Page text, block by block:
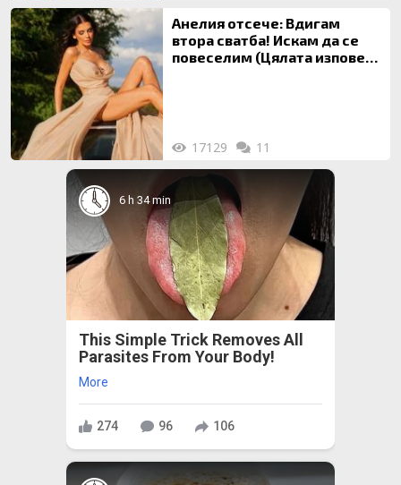
Анелия отсече: Вдигам
втора сватба! Искам да се
повеселим (Цялата изповед
17129 11
6 h 34 min
This Simple Trick Removes All
Parasites From Your Body!
More
274 96 106